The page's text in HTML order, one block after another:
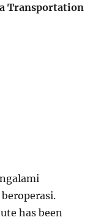
Transportation
has been